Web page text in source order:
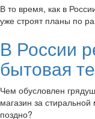
В то время, как в
уже строят планы по
В России
бытовая
Чем обусловлен
магазин за
поздно?